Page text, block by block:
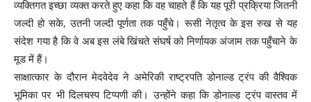
व्यक्तिगत इच्छा व्यक्त करते हुए कहा कि वह चाहते हैं कि यह पूरी प्रक्रिया जितनी
जल्दी हो सके, उतनी जल्दी पूर्णता तक पहुँचे। रूसी नेतृत्व के इस रुख से यह
संदेश गया है कि वे अब इस लंबे खिंचते संघर्ष को निर्णायक अंजाम तक पहुँचाने के
मूड में हैं।
साक्षात्कार के दौरान मेदवेदेव ने अमेरिकी राष्ट्रपति डोनाल्ड ट्रंप की वैश्विक
भूमिका पर भी दिलचस्प टिप्पणी की। उन्होंने कहा कि डोनाल्ड ट्रंप वास्तव में